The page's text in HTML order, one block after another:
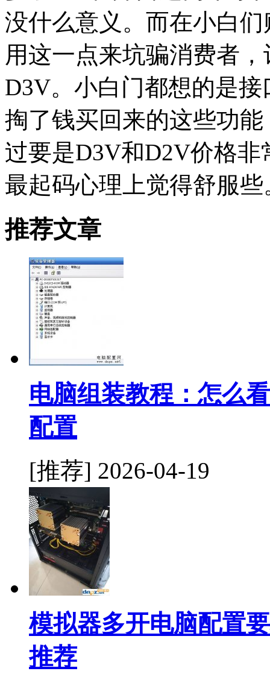
没什么意义。而在小白
用这一点来坑骗消费者
D3V。小白门都想的是
掏了钱买回来的这些功
过要是D3V和D2V价格
最起码心理上觉得舒服些
推荐文章
电脑组装教程：怎么
配置
[推荐] 2026-04-19
模拟器多开电脑配置
推荐